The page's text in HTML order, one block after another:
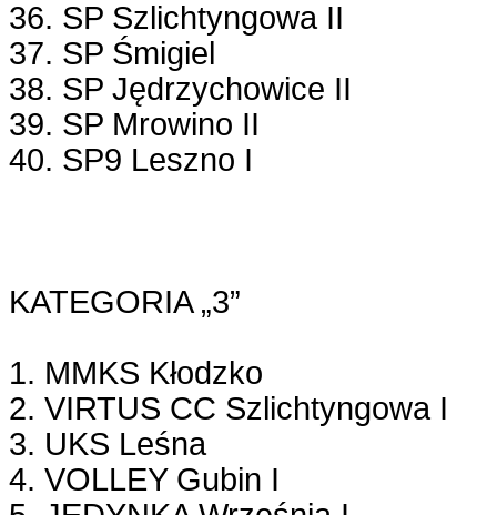
36. SP Szlichtyngowa II
37. SP Śmigiel
38. SP Jędrzychowice II
39. SP Mrowino II
40. SP9 Leszno I
KATEGORIA „3”
1. MMKS Kłodzko
2. VIRTUS CC Szlichtyngowa I
3. UKS Leśna
4. VOLLEY Gubin I